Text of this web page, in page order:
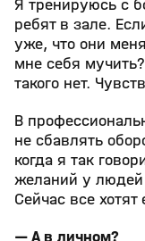
Я тренируюсь с
ребят в зале.
уже, что они
мне себя
такого нет.
В
не сбавлять
когда я так
желаний у людей
Сейчас все хотят
— А в личном?